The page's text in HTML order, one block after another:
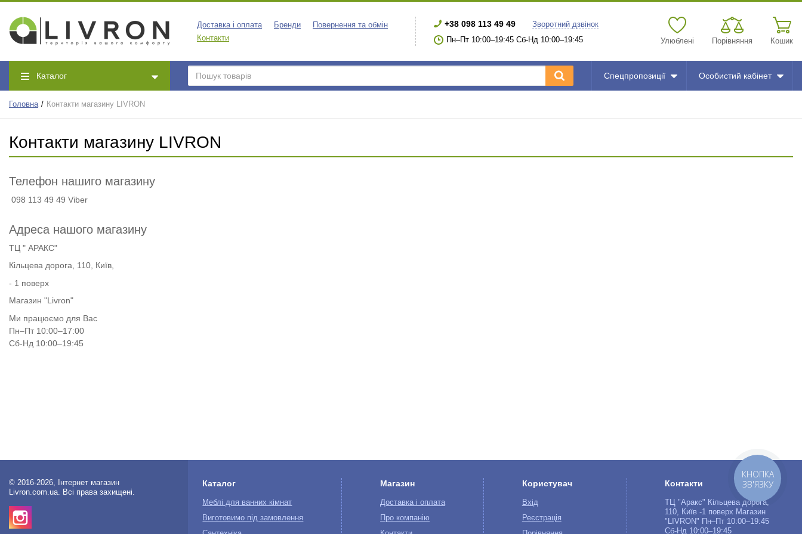
Доставка і оплата Бренди
Повернення та обмін
Контакти
+38 098 113 49 49
Зворотний дзвінок
Пн–Пт 10:00–19:45 Сб-Нд 10:00–19:45
Улюблені Порівняння Кошик
Каталог Спецпропозиції Особистий кабінет
Головна Контакти магазину LIVRON
Контакти магазину LIVRON
Телефон нашиго магазину
098 113 49 49 Viber
Адреса нашого магазину
ТЦ " АРАКС"
Кільцева дорога, 110, Київ,
- 1 поверх
Магазин "Livron"
Ми працюємо для Вас
Пн–Пт 10:00–17:00
Сб-Нд 10:00–19:45
© 2016-2026, Інтернет магазин
Livron.com.ua. Всі права захищені.
Каталог
Меблі для ванних кімнат
Виготовимо під замовлення
Магазин
Доставка і оплата
Про компанію
Користувач
Вхід
Реєстрація
Контакти
ТЦ "Аракс" Кільцева дорога,
110, Київ -1 поверх Магазин
"LIVRON" Пн–Пт 10:00–19:45
Сб-Нд 10:00–19:45
КНОПКА
ЗВ'ЯЗКУ